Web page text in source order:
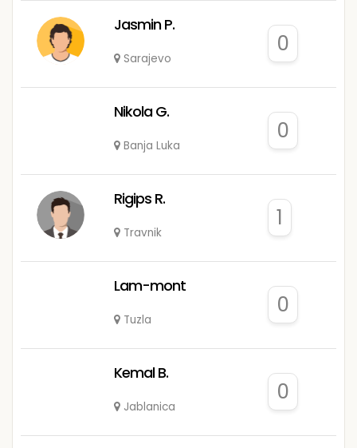
Jasmin P.
Sarajevo
0
Nikola G.
Banja Luka
0
Rigips R.
Travnik
1
Lam-mont
Tuzla
0
Kemal B.
Jablanica
0